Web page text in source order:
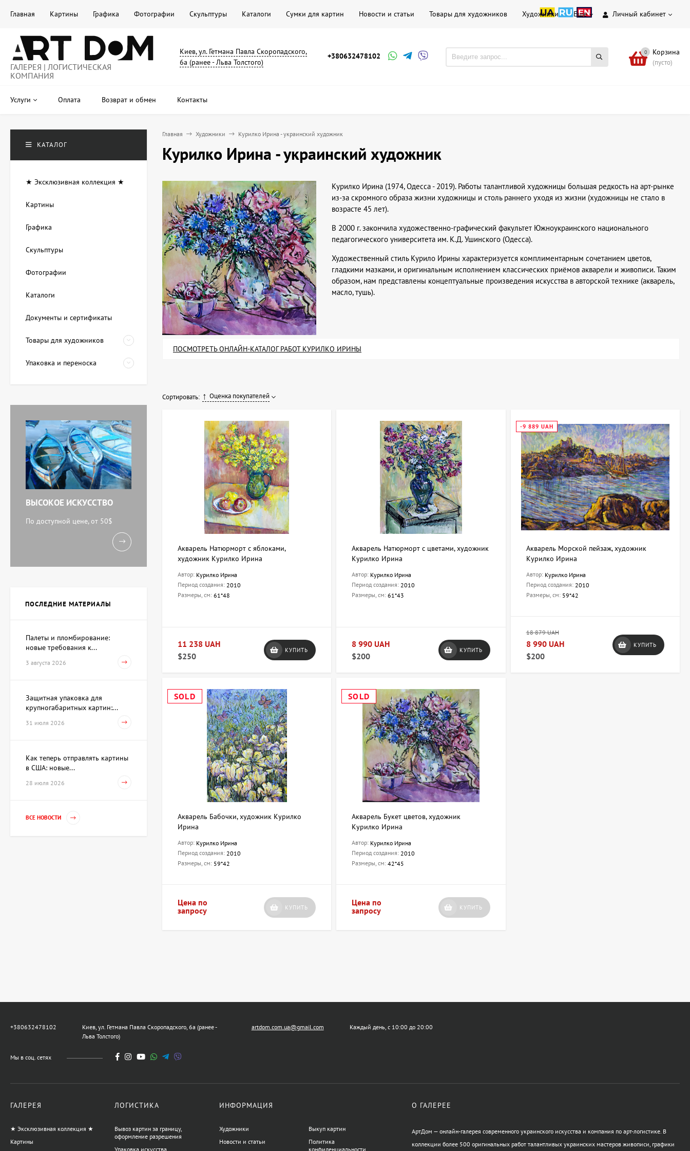
Личный кабинет
Главная Картины Графика Фотографии Скульптуры Каталоги Сумки для картин Новости и статьи Товары для художников Художники Еще
ГАЛЕРЕЯ | ЛОГИСТИЧЕСКАЯ
КОМПАНИЯ
Киев, ул. Гетмана Павла Скоропадского,
6а (ранее - Льва Толстого)
+380632478102 0 Корзина
(пусто)
Услуги Оплата Возврат и обмен Контакты
Главная Художники Курилко Ирина - украинский художник
Курилко Ирина - украинский художник
Курилко Ирина (1974, Одесса - 2019). Работы талантливой художницы большая редкость на арт-рынке
из-за скромного образа жизни художницы и столь раннего уходя из жизни (художницы не стало в
возрасте 45 лет).
В 2000 г. закончила художественно-графический факультет Южноукраинского национального
педагогического университета им. К.Д. Ушинского (Одесса).
Художественный стиль Курило Ирины характеризуется комплиментарным сочетанием цветов,
гладкими мазками, и оригинальным исполнением классических приёмов акварели и живописи. Таким
образом, нам представлены концептуальные произведения искусства в авторской технике (акварель,
масло, тушь).
ПОСМОТРЕТЬ ОНЛАЙН-КАТАЛОГ РАБОТ КУРИЛКО ИРИНЫ
Сортировать: Оценка покупателей
Акварель Натюрморт с яблоками,
художник Курилко Ирина
Автор: Курилко Ирина
Период создания: 2010
Размеры, см: 61*48
11 238 UAH
$250
КУПИТЬ
Акварель Натюрморт с цветами, художник
Курилко Ирина
Автор: Курилко Ирина
Период создания: 2010
Размеры, см:61*43
8 990 UAH
$200
КУПИТЬ
-9 889 UAH
Акварель Морской пейзаж, художник
Курилко Ирина
Автор: Курилко Ирина
Период создания: 2010
Размеры, см: 59*42
18 879 UAH
8 990 UAH
$200
КУПИТЬ
SOLD
Акварель Бабочки, художник Курилко
Ирина
Автор: Курилко Ирина
Период создания: 2010
Размеры, см: 59*42
Цена по
запросу
КУПИТЬ
SOLD
Акварель Букет цветов, художник
Курилко Ирина
Автор: Курилко Ирина
Период создания: 2010
Размеры, см:42*45
Цена по
запросу
КУПИТЬ
КАТАЛОГ
★ Эксклюзивная коллекция ★
Картины
Графика
Скульптуры
Фотографии
Каталоги
Документы и сертификаты
Товары для художников
Упаковка и переноска
ВЫСОКОЕ ИСКУССТВО
По доступной цене, от 50$
ПОСЛЕДНИЕ МАТЕРИАЛЫ
Палеты и пломбирование:
новые требования к...
3 августа 2026
Защитная упаковка для
крупногабаритных картин:...
31 июля 2026
Как теперь отправлять картины
в США: новые...
28 июля 2026
ВСЕ НОВОСТИ
+380632478102
Киев, ул. Гетмана Павла Скоропадского, 6а (ранее -
Льва Толстого)
artdom.com.ua@gmail.com Каждый день, с 10:00 до 20:00
Мы в соц. сетях
ГАЛЕРЕЯ
★ Эксклюзивная коллекция ★
Картины
ЛОГИСТИКА
Вывоз картин за границу,
оформление разрешения
Упаковка искусства
ИНФОРМАЦИЯ
Художники
Новости и статьи
Выкуп картин
Политика
конфиденциальности
О ГАЛЕРЕЕ
АртДом — онлайн-галерея современного украинского искусства и компания по арт-логистике. В
коллекции более 500 оригинальных работ талантливых украинских мастеров живописи, графики